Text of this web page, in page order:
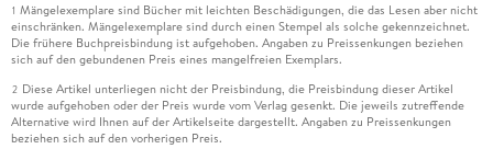
1 Mängelexemplare sind Bücher mit leichten Beschädigungen, die das Lesen aber nicht
einschränken. Mängelexemplare sind durch einen Stempel als solche gekennzeichnet.
Die frühere Buchpreisbindung ist aufgehoben. Angaben zu Preissenkungen beziehen
sich auf den gebundenen Preis eines mangelfreien Exemplars.
2 Diese Artikel unterliegen nicht der Preisbindung, die Preisbindung dieser Artikel
wurde aufgehoben oder der Preis wurde vom Verlag gesenkt. Die jeweils zutreffende
Alternative wird Ihnen auf der Artikelseite dargestellt. Angaben zu Preissenkungen
beziehen sich auf den vorherigen Preis.